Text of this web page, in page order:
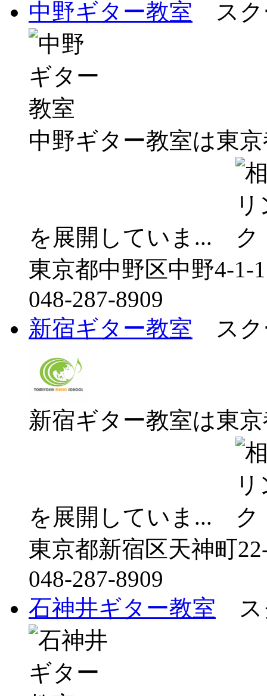
中野ギター教室 スク
中野ギター教室は東
を展開していま...
東京都中野区中野4-1-1
048-287-8909
新宿ギター教室 スク
新宿ギター教室は東
を展開していま...
東京都新宿区天神町
048-287-8909
石神井ギター教室 ス